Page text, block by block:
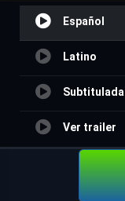
Español
Latino
Subtitulada
Ver trailer